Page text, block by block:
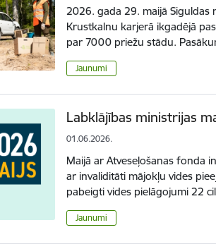
2026. gada 29. maijā Siguldas
Krustkalnu karjerā ikgadējā
par 7000 priežu stādu.
Jaunumi
Labklājības ministrijas
01.06.2026.
Maijā ar Atveseļošanas fonda
ar invaliditāti mājokļu vides
pabeigti vides pielāgojumi 22
Jaunumi